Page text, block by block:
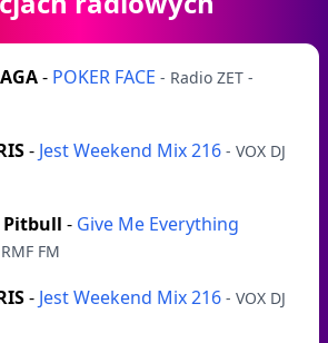
- POKER FACE - Radio ZET -
- Jest Weekend Mix 216 - VOX DJ
Pitbull - Give Me Everything
FM
- Jest Weekend Mix 216 - VOX DJ